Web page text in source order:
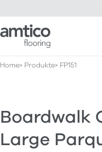
Amtico Flooring
Home Produkte FP151
Boardwalk
Large